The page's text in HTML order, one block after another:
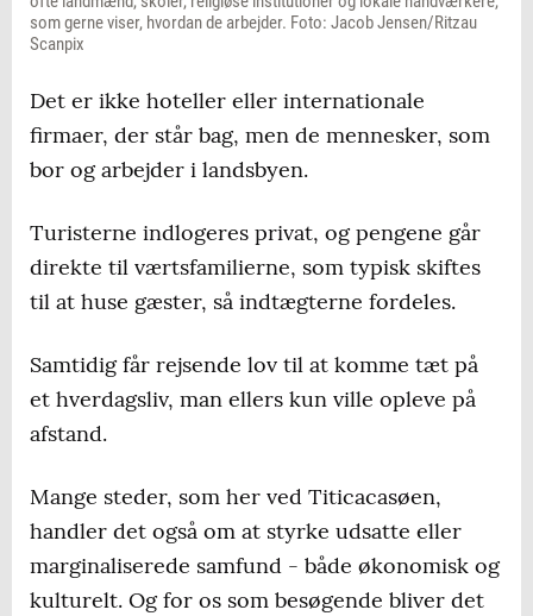
som gerne viser, hvordan de arbejder. Foto: Jacob Jensen/Ritzau
Scanpix
Det er ikke hoteller eller internationale
firmaer, der står bag, men de mennesker, som
bor og arbejder i landsbyen.
Turisterne indlogeres privat, og pengene går
direkte til værtsfamilierne, som typisk skiftes
til at huse gæster, så indtægterne fordeles.
Samtidig får rejsende lov til at komme tæt på
et hverdagsliv, man ellers kun ville opleve på
afstand.
Mange steder, som her ved Titicacasøen,
handler det også om at styrke udsatte eller
marginaliserede samfund - både økonomisk og
kulturelt. Og for os som besøgende bliver det